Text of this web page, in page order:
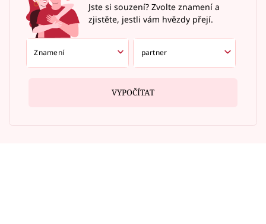
Jste si souzení? Zvolte znamení a
zjistěte, jestli vám hvězdy přejí.
VYPOČÍTAT